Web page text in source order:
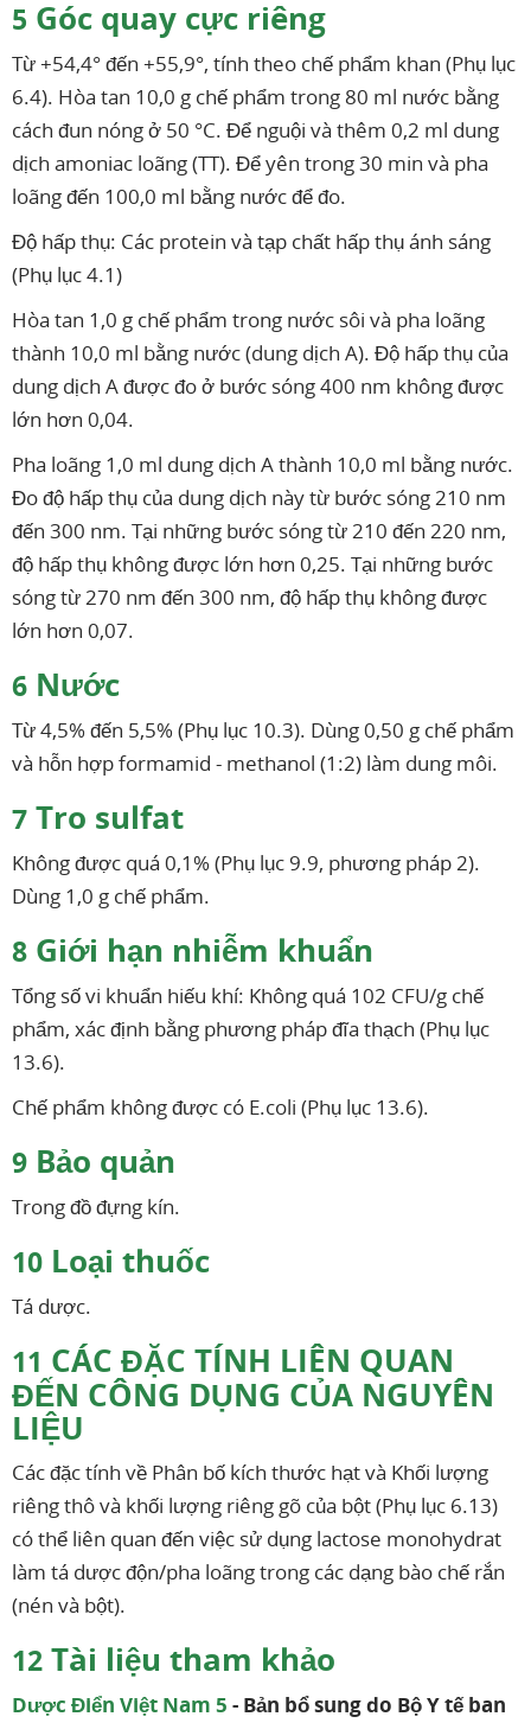
5 Góc quay cực riêng
Từ +54,4° đến +55,9°, tính theo chế phẩm khan (Phụ lục
6.4). Hòa tan 10,0 g chế phẩm trong 80 ml nước bằng
cách đun nóng ở 50 °C. Để nguội và thêm 0,2 ml dung
dịch amoniac loãng (TT). Để yên trong 30 min và pha
loãng đến 100,0 ml bằng nước để đo.
Độ hấp thụ: Các protein và tạp chất hấp thụ ánh sáng
(Phụ lục 4.1)
Hòa tan 1,0 g chế phẩm trong nước sôi và pha loãng
thành 10,0 ml bằng nước (dung dịch A). Độ hấp thụ của
dung dịch A được đo ở bước sóng 400 nm không được
lớn hơn 0,04.
Pha loãng 1,0 ml dung dịch A thành 10,0 ml bằng nước.
Đo độ hấp thụ của dung dịch này từ bước sóng 210 nm
đến 300 nm. Tại những bước sóng từ 210 đến 220 nm,
độ hấp thụ không được lớn hơn 0,25. Tại những bước
sóng từ 270 nm đến 300 nm, độ hấp thụ không được
lớn hơn 0,07.
6 Nước
Từ 4,5% đến 5,5% (Phụ lục 10.3). Dùng 0,50 g chế phẩm
và hỗn hợp formamid - methanol (1:2) làm dung môi.
7 Tro sulfat
Không được quá 0,1% (Phụ lục 9.9, phương pháp 2).
Dùng 1,0 g chế phẩm.
8 Giới hạn nhiễm khuẩn
Tổng số vi khuẩn hiếu khí: Không quá 102 CFU/g chế
phẩm, xác định bằng phương pháp đĩa thạch (Phụ lục
13.6).
Chế phẩm không được có E.coli (Phụ lục 13.6).
9 Bảo quản
Trong đồ đựng kín.
10 Loại thuốc
Tá dược.
11 CÁC ĐẶC TÍNH LIÊN QUAN
ĐẾN CÔNG DỤNG CỦA NGUYÊN
LIỆU
Các đặc tính về Phân bố kích thước hạt và Khối lượng
riêng thô và khối lượng riêng gõ của bột (Phụ lục 6.13)
có thể liên quan đến việc sử dụng lactose monohydrat
làm tá dược độn/pha loãng trong các dạng bào chế rắn
(nén và bột).
12 Tài liệu tham khảo
Dược Điển Việt Nam 5 - Bản bổ sung do Bộ Y tế ban